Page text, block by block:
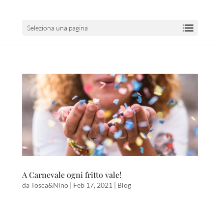
Seleziona una pagina
A Carnevale ogni fritto vale!
daTosca&Nino| Feb 17, 2021 | Blog